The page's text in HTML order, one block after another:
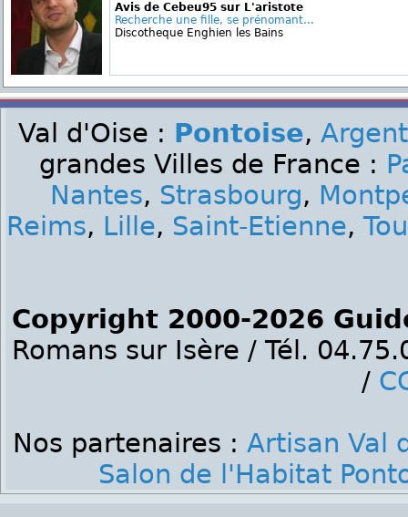
Avis de Cebeu95 sur L'aristote
Recherche une fille, se prénomant...
Discotheque Enghien les Bains
Val d'Oise : Pontoise,
grandes Villes de France :
Nantes, Strasbourg,
Reims, Lille, Saint-Etienne,
Copyright 2000-2026
Romans sur Isère / Tél.
/
Nos partenaires : Artisan Val
Salon de l'Habitat